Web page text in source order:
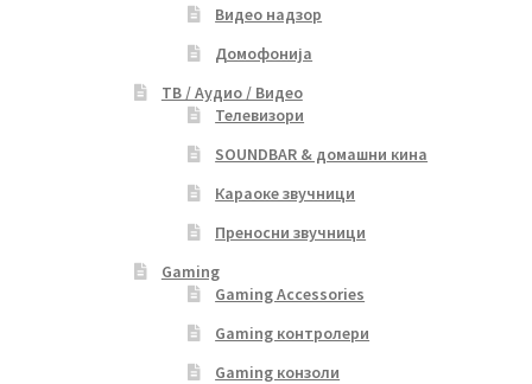
Видео надзор
Домофонија
ТВ / Аудио / Видео
Телевизори
SOUNDBAR & домашни кина
Караоке звучници
Преносни звучници
Gaming
Gaming Accessories
Gaming контролери
Gaming конзоли